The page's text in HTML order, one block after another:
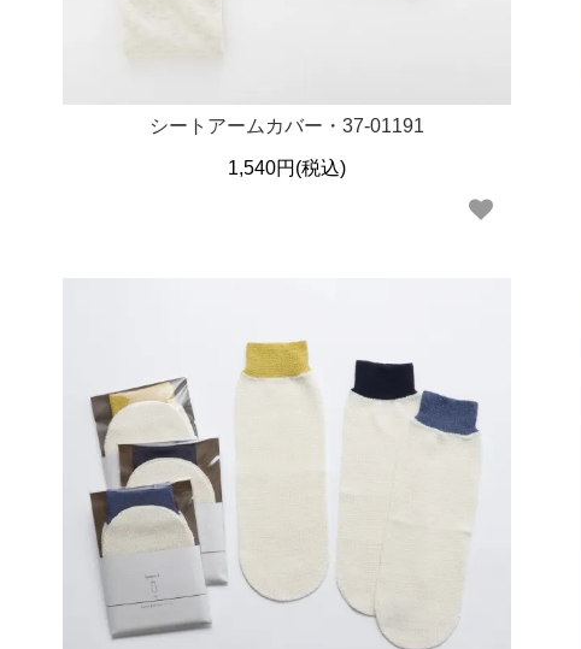
シートアームカバー・37-01191
1,540円(税込)